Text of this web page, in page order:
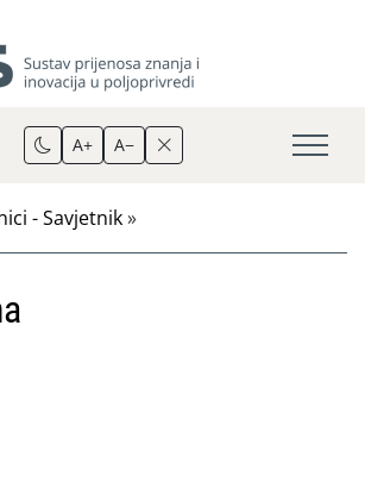
A+ A−
- Savjetnik»